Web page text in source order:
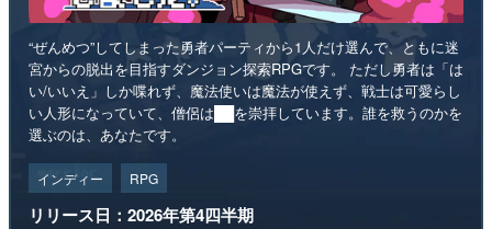
“ぜんめつ”してしまった勇者パーティから1人だけ選んで、ともに迷
宮からの脱出を目指すダンジョン探索RPGです。 ただし勇者は「は
い/いいえ」しか喋れず、魔法使いは魔法が使えず、戦士は可愛らし
い人形になっていて、僧侶は██を崇拝しています。誰を救うのかを
選ぶのは、あなたです。
インディー RPG
リリース日：2026年第4四半期